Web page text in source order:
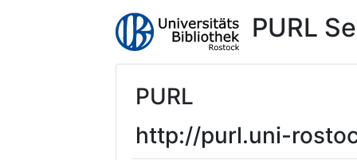
PURL
PURL
http://purl.uni-